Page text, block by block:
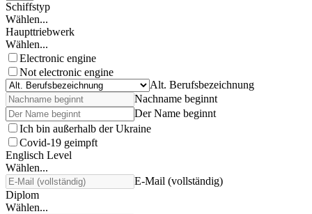
Schiffstyp
Wählen...
Haupttriebwerk
Wählen...
Electronic engine
Not electronic engine
Alt. Berufsbezeichnung
Nachname beginnt
Der Name beginnt
Ich bin außerhalb der Ukraine
Covid-19 geimpft
Englisch Level
Wählen...
E-Mail (vollständig)
Diplom
Wählen...